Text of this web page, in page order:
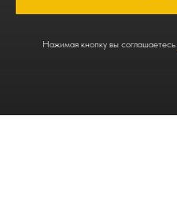
Нажимая кнопку вы соглашаетесь